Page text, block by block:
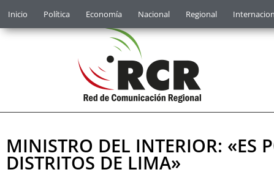
Inicio Política Economía Nacional Regional
MINISTRO DEL INTERIOR: «ES
DISTRITOS DE LIMA»